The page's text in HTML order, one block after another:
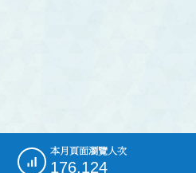
本月頁面瀏覽人次
176,124